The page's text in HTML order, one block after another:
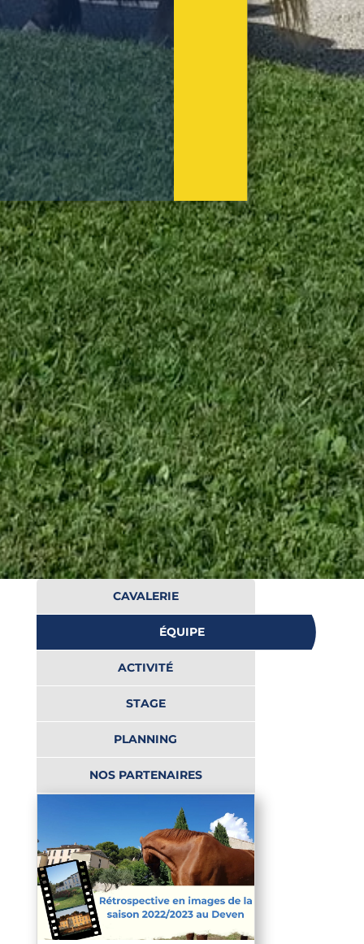
CAVALERIE
ÉQUIPE
ACTIVITÉ
STAGE
PLANNING
NOS PARTENAIRES